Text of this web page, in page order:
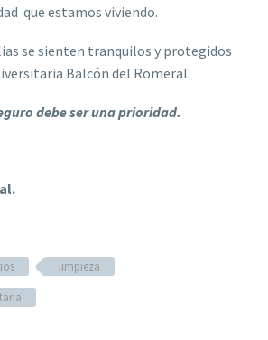
que estamos viviendo.
se sienten tranquilos y protegidos
Balcón del Romeral.
debe ser una prioridad.
limpieza